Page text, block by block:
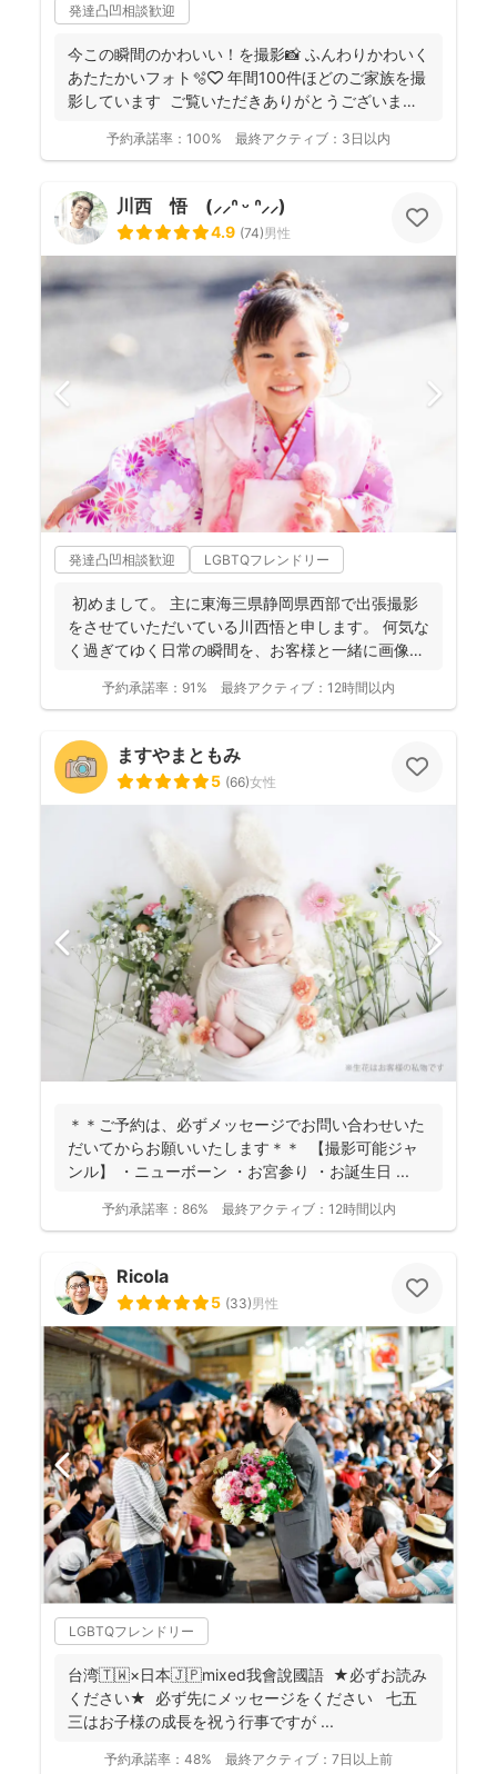
発達凸凹相談歓迎
今この瞬間のかわいい！を撮影📸 ふんわりかわいく
あたたかいフォト🫧🤍 年間100件ほどのご家族を撮
影しています ご覧いただきありがとうございま
予約承諾率： 100% 最終アクティブ： 3日以内
川西 悟 (⸝⸝ᐢ ᵕ ᐢ⸝⸝)
4.9 (74)男性
発達凸凹相談歓迎 LGBTQフレンドリー
初めまして。 主に東海三県静岡県西部で出張撮影
をさせていただいている川西悟と申します。 何気な
く過ぎてゆく日常の瞬間を、お客様と一緒に画像と
予約承諾率： 91% 最終アクティブ： 12時間以内
ますやまともみ
5 (66)女性
＊＊ご予約は、必ずメッセージでお問い合わせいた
だいてからお願いいたします＊＊ 【撮影可能ジャ
ンル】 ・ニューボーン ・お宮参り ・お誕生日 ...
予約承諾率： 86% 最終アクティブ： 12時間以内
Ricola
5 (33)男性
LGBTQフレンドリー
台湾🇹🇼×日本🇯🇵mixed我會說國語 ★必ずお読み
ください★ 必ず先にメッセージをください 七五
三はお子様の成長を祝う行事ですが ...
予約承諾率： 48% 最終アクティブ： 7日以上前